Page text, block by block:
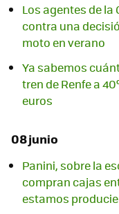
Los agentes de la
contra una
moto en verano
Ya sabemos
tren de Renfe a
euros
08 junio
Panini, sobre la
compran cajas
estamos